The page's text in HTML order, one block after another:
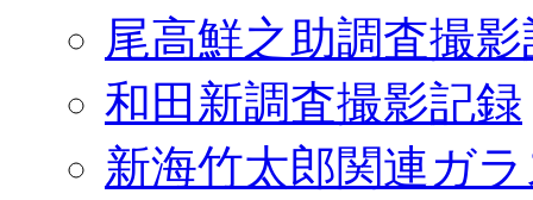
尾高鮮之助調査撮
和田新調査撮影記録
新海竹太郎関連ガ